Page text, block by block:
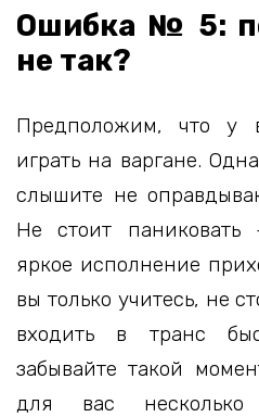
Ошибка № 5:
не так?
Предположим, что у
играть на варгане.
слышите не
Не стоит паниковать
яркое исполнение
вы только учитесь, не
входить в транс
забывайте такой
для вас